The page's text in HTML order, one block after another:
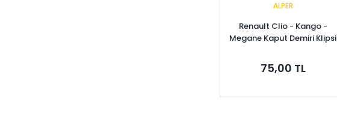
ALPER
Renault Clio - Kango -
Megane Kaput Demiri Klipsi
75,00 TL